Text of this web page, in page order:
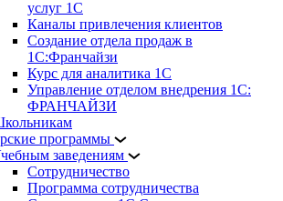
услуг 1С
Каналы привлечения клиентов
Создание отдела продаж в
1С:Франчайзи
Курс для аналитика 1С
Управление отделом внедрения 1С:
ФРАНЧАЙЗИ
программы
заведениям
Сотрудничество
Программа сотрудничества